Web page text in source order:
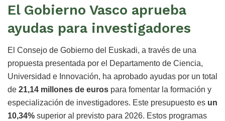
El Gobierno Vasco aprueba
ayudas para investigadores
El Consejo de Gobierno del Euskadi, a través de una
propuesta presentada por el Departamento de Ciencia,
Universidad e Innovación, ha aprobado ayudas por un total
de 21,14 millones de euros para fomentar la formación y
especialización de investigadores. Este presupuesto es un
10,34% superior al previsto para 2026. Estos programas